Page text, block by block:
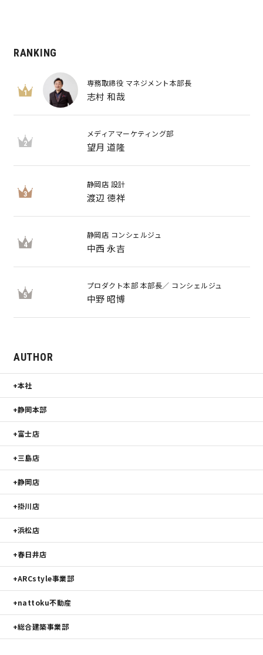
RANKING
1
専務取締役 マネジメント本部長
志村 和哉
2
メディアマーケティング部
望月 道隆
3
静岡店 設計
渡辺 徳祥
4
静岡店 コンシェルジュ
中西 永吉
5
プロダクト本部 本部長／ コンシェルジュ
中野 昭博
AUTHOR
本社
静岡本部
富士店
三島店
静岡店
掛川店
浜松店
春日井店
ARCstyle事業部
nattoku不動産
総合建築事業部